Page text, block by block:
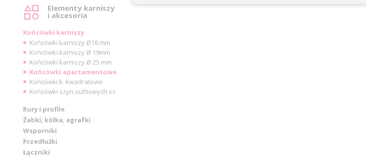
Elementy karniszy
i akcesoria
Końcówki karniszy
Końcówki karniszy Ø16 mm
Końcówki karniszy Ø 19mm
Końcówki karniszy Ø 25 mm
Końcówki apartamentowe
Końcówki k. kwadratowe
Końcówki szyn sufitowych xs
Rury i profile
Żabki, kółka, agrafki
Wsporniki
Przedłużki
Łączniki